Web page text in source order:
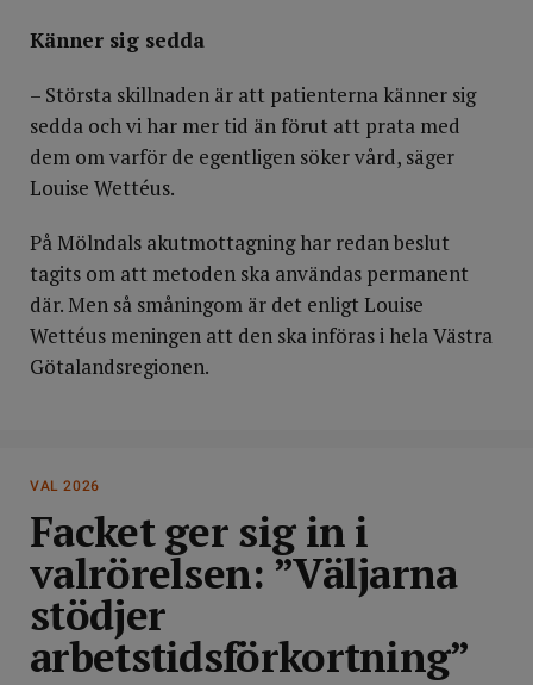
Känner sig sedda
– Största skillnaden är att patienterna känner sig
sedda och vi har mer tid än förut att prata med
dem om varför de egentligen söker vård, säger
Louise Wettéus.
På Mölndals akutmottagning har redan beslut
tagits om att metoden ska användas permanent
där. Men så småningom är det enligt Louise
Wettéus meningen att den ska införas i hela Västra
Götalandsregionen.
VAL 2026
Facket ger sig in i
valrörelsen: ”Väljarna
stödjer
arbetstidsförkortning”